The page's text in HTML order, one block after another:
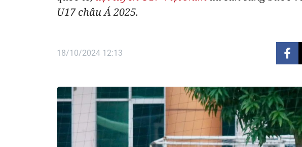
U17 châu Á 2025.
18/10/2024 12:13